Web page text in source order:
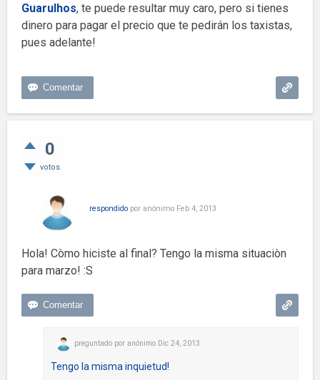
Guarulhos, te puede resultar muy caro, pero si tienes
dinero para pagar el precio que te pedirán los taxistas,
pues adelante!
0
votos
respondido por anónimo Feb 4, 2013
Hola! Còmo hiciste al final? Tengo la misma situaciòn
para marzo! :S
preguntado por anónimo Dic 24, 2013
Tengo la misma inquietud!